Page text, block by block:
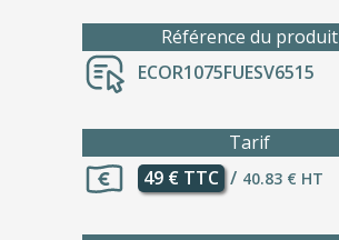
Référence du produit
ECOR1075FUESV6515
Tarif
49 € TTC / 40.83 € HT